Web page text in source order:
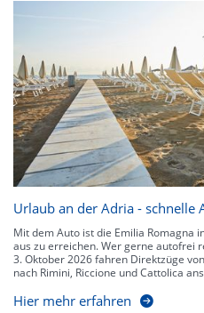
Urlaub an der Adria - schnelle
Mit dem Auto ist die Emilia Romagna
aus zu erreichen. Wer gerne autofrei
3. Oktober 2026 fahren Direktzüge
nach Rimini, Riccione und Cattolica
Hier mehr erfahren